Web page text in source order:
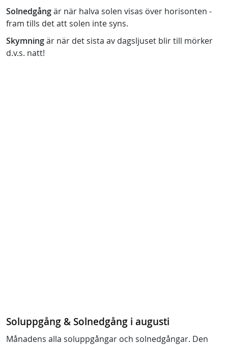
Solnedgångär när halva solen visas över horisonten -
fram tills det att solen inte syns.
Skymningär när det sista av dagsljuset blir till mörker
d.v.s. natt!
Soluppgång & Solnedgång i augusti
Månadens alla soluppgångar och solnedgångar. Den